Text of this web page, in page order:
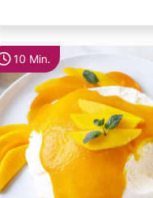
10 Min.